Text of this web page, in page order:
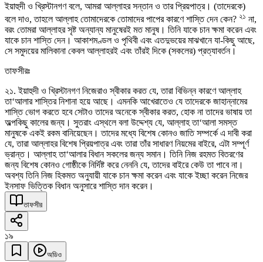
ইয়াহুদী ও খ্রিস্টানগণ বলে, আমরা আল্লাহর সন্তান ও তার প্রিয়পাত্র। (তাদেরকে)
বলে দাও, তাহলে আল্লাহ তোমাদেরকে তোমাদের পাপের কারণে শাস্তি দেন কেন? ২১ না,
বরং তোমরা আল্লাহর সৃষ্ট অন্যান্য মানুষেরই মত মানুষ। তিনি যাকে চান ক্ষমা করেন এবং
যাকে চান শাস্তি দেন। আকাশমণ্ডল ও পৃথিবী এবং এতদুভয়ের মাঝখানে যা-কিছু আছে,
সে সমুদয়ের মালিকানা কেবল আল্লাহরই এবং তাঁরই দিকে (সকলের) প্রত্যাবর্তন।
তাফসীরঃ
২১. ইয়াহুদী ও খ্রিস্টানগণ নিজেরাও স্বীকার করত যে, তারা বিভিন্ন কারণে আল্লাহ
তা‘আলার শাস্তির নিশানা হয়ে আছে। এমনকি আখেরাতেও যে তাদেরকে জাহান্নামের
শাস্তি ভোগ করতে হবে সেটাও তাদের অনেকে স্বীকার করত, হোক না তাদের ভাষায় তা
অল্পকিছু কালের জন্য। সুতরাং এস্থলে বলা উদ্দেশ্য যে, আল্লাহ তা‘আলা সমস্ত
মানুষকে একই রকম বানিয়েছেন। তাদের মধ্যে বিশেষ কোনও জাতি সম্পর্কে এ দাবী করা
যে, তারা আল্লাহর বিশেষ প্রিয়পাত্র এবং তারা তাঁর সাধারণ নিয়মের বাইরে, এটা সম্পূর্ণ
ভ্রান্ত। আল্লাহ তা‘আলার বিধান সকলের জন্য সমান। তিনি নিজ রহমত বিতরণের
জন্য বিশেষ কোনও গোষ্ঠীকে নির্দিষ্ট করে নেননি যে, তাদের বাইরে কেউ তা পাবে না।
অবশ্য তিনি নিজ হিকমত অনুযায়ী যাকে চান ক্ষমা করেন এবং যাকে ইচ্ছা করেন নিজের
ইনসাফ ভিত্তিক বিধান অনুসারে শাস্তি দান করেন।
তাফসীর
১৯
অডিও